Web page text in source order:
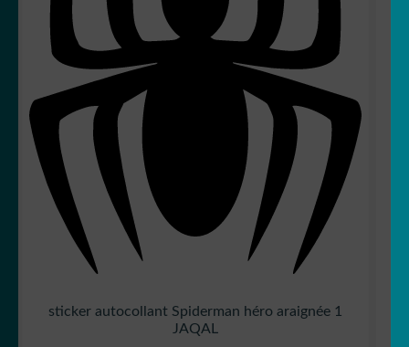
sticker autocollant Spiderman héro araignée 1
JAQAL